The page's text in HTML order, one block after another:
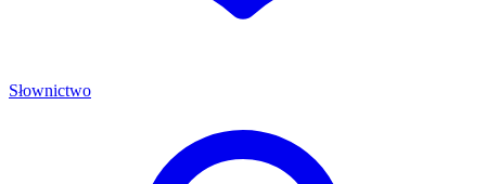
Słownictwo